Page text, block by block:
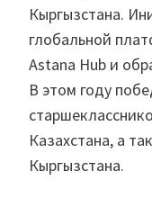
Кыргызстана.
глобальной
Astana Hub и
В этом году
Казахстана, а
Кыргызстана.